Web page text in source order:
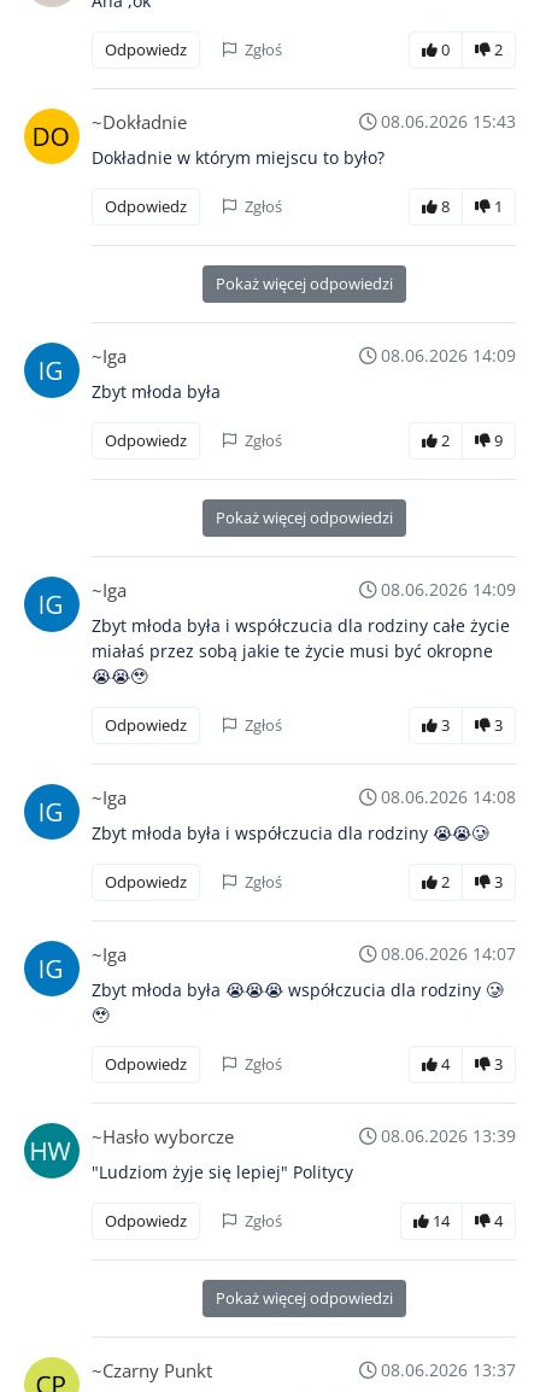
Odpowiedz Zgłoś 0 2
~Dokładnie
08.06.2026 15:43
Dokładnie w którym miejscu to było?
Odpowiedz Zgłoś 8 1
Pokaż więcej odpowiedzi
~Iga
08.06.2026 14:09
Zbyt młoda była
Odpowiedz Zgłoś 2 9
Pokaż więcej odpowiedzi
~Iga
08.06.2026 14:09
Zbyt młoda była i współczucia dla rodziny całe życie
miałaś przez sobą jakie te życie musi być okropne
😭😭🥹
Odpowiedz Zgłoś 3 3
~Iga
08.06.2026 14:08
Zbyt młoda była i współczucia dla rodziny 😭😭🥲
Odpowiedz Zgłoś 2 3
~Iga
08.06.2026 14:07
Zbyt młoda była 😭😭😭 współczucia dla rodziny 🥲
🥹
Odpowiedz Zgłoś 4 3
~Hasło wyborcze
08.06.2026 13:39
"Ludziom żyje się lepiej" Politycy
Odpowiedz Zgłoś 14 4
Pokaż więcej odpowiedzi
~Czarny Punkt
08.06.2026 13:37